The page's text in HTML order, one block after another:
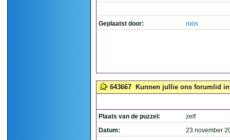
Geplaatst door: roos
643667 Kunnen jullie ons forumlid
Plaats van de puzzel:
zelf
Datum:
23 november